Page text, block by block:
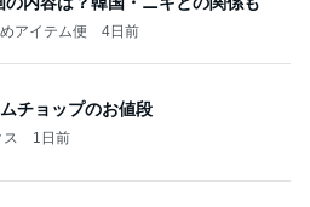
アイテム便 4日前
チョップのお値段
1日前